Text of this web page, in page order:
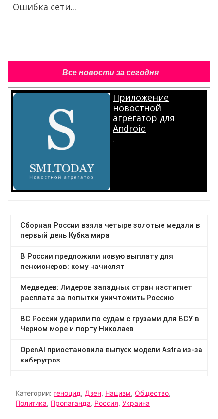
Ошибка сети...
Все новости за сегодня
Приложение
новостной
агрегатор для
Android
.
Категории: геноцид, Дзен, Нацизм, Общество,
Политика, Пропаганда, Россия, Украина